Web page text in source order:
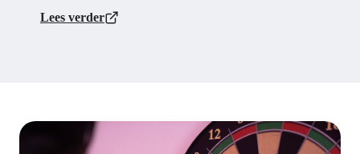
Lees verder